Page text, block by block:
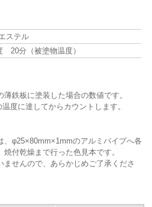
ステル
20分（被塗物温度）
鉄板に塗装した場合の数値です。
度に達してからカウントします。
、φ25×80mm×1mmのアルミパイプへ各
付乾燥まで行った色見本です。
せんので、あらかじめご了承くださ